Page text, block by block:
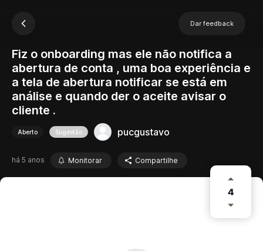
Dar feedback
Fiz o onboarding mas ele não notifica a
abertura de conta , uma boa experiência e
a tela de abertura notificar se está em
análise e quando der o aceite avisar o
cliente .
Aberto Sugestão pucgustavo
há 5 anos Monitorar Compartilhe
4